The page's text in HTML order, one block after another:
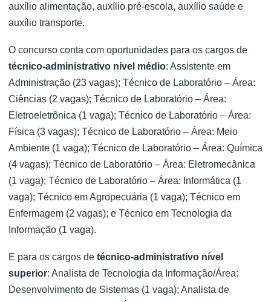
auxílio alimentação, auxílio pré-escola, auxílio saúde e
auxílio transporte.
O concurso conta com oportunidades para os cargos de
técnico-administrativo nível médio: Assistente em
Administração (23 vagas); Técnico de Laboratório – Área:
Ciências (2 vagas); Técnico de Laboratório – Área:
Eletroeletrônica (1 vaga); Técnico de Laboratório – Área:
Física (3 vagas); Técnico de Laboratório – Área: Meio
Ambiente (1 vaga); Técnico de Laboratório – Área: Química
(4 vagas); Técnico de Laboratório – Área: Eletromecânica
(1 vaga); Técnico de Laboratório – Área: Informática (1
vaga); Técnico em Agropecuária (1 vaga); Técnico em
Enfermagem (2 vagas); e Técnico em Tecnologia da
Informação (1 vaga).
E para os cargos de técnico-administrativo nível
superior: Analista de Tecnologia da Informação/Área:
Desenvolvimento de Sistemas (1 vaga); Analista de